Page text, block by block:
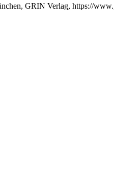
GRIN Verlag, https://